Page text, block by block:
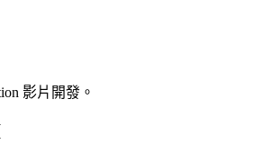
影片開發。